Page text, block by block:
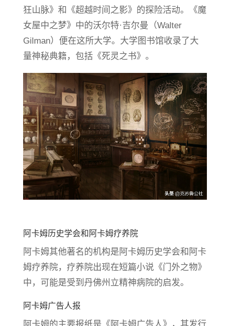
狂山脉》和《超越时间之影》的探险活动。《魔
女屋中之梦》中的沃尔特·吉尔曼（Walter
Gilman）便在这所大学。大学图书馆收录了大
量神秘典籍，包括《死灵之书》。
阿卡姆历史学会和阿卡姆疗养院
阿卡姆其他著名的机构是阿卡姆历史学会和阿卡
姆疗养院，疗养院出现在短篇小说《门外之物》
中，可能是受到丹佛州立精神病院的启发。
阿卡姆广告人报